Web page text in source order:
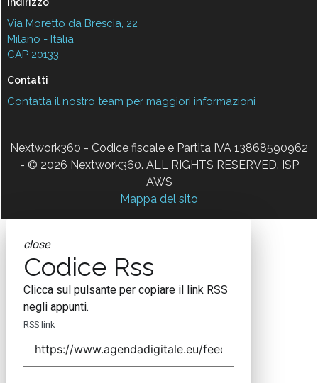
Via Moretto da Brescia, 22
Milano - Italia
CAP 20133
Contatti
Contatta il nostro team per maggiori informazioni
Nextwork360 - Codice fiscale e Partita IVA 13868590962
- © 2026 Nextwork360. ALL RIGHTS RESERVED. ISP
AWS
Mappa del sito
close
Codice Rss
Clicca sul pulsante per copiare il link RSS
negli appunti.
RSS link